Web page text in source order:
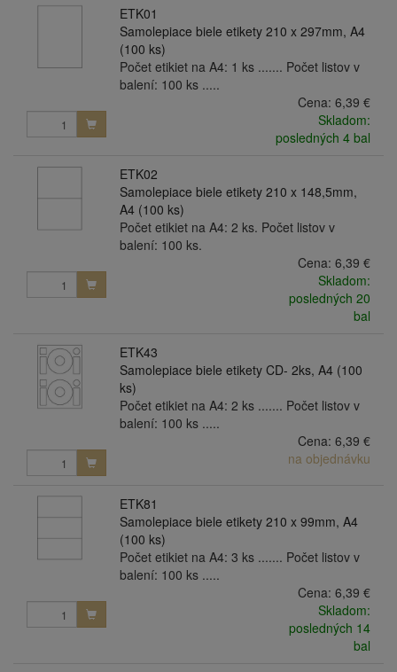
ETK01
Samolepiace biele etikety 210 x 297mm, A4
(100 ks)
Počet etikiet na A4: 1 ks ....... Počet listov v
balení: 100 ks .....
Cena: 6,39 €
Skladom:
posledných 4 bal
ETK02
Samolepiace biele etikety 210 x 148,5mm,
A4 (100 ks)
Počet etikiet na A4: 2 ks. Počet listov v
balení: 100 ks.
Cena: 6,39 €
Skladom:
posledných 20
bal
ETK43
Samolepiace biele etikety CD- 2ks, A4 (100
ks)
Počet etikiet na A4: 2 ks ....... Počet listov v
balení: 100 ks .....
Cena: 6,39 €
na objednávku
ETK81
Samolepiace biele etikety 210 x 99mm, A4
(100 ks)
Počet etikiet na A4: 3 ks ....... Počet listov v
balení: 100 ks .....
Cena: 6,39 €
Skladom:
posledných 14
bal